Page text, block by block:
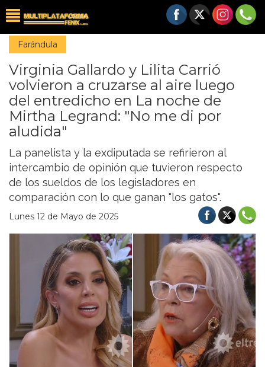
Farándula
Virginia Gallardo y Lilita Carrió
volvieron a cruzarse al aire luego
del entredicho en La noche de
Mirtha Legrand: "No me di por
aludida"
La panelista y la exdiputada se refirieron al
intercambio de opinión que tuvieron respecto
de los sueldos de los legisladores en
comparación con lo que ganan "los gatos".
Lunes 12 de Mayo de 2025